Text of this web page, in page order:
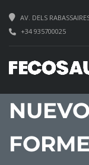
AV. DELS
+34 935700025